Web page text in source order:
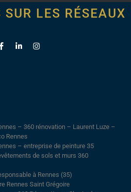
LES RÉSEAUX
– 360 rénovation – Laurent Luze –
Rennes
– entreprise de peinture 35
de sols et murs 360
à Rennes (35)
Rennes Saint Grégoire